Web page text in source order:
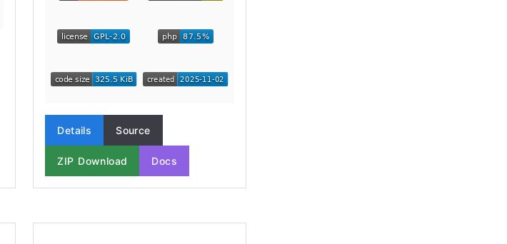
Details Source
ZIP Download Docs